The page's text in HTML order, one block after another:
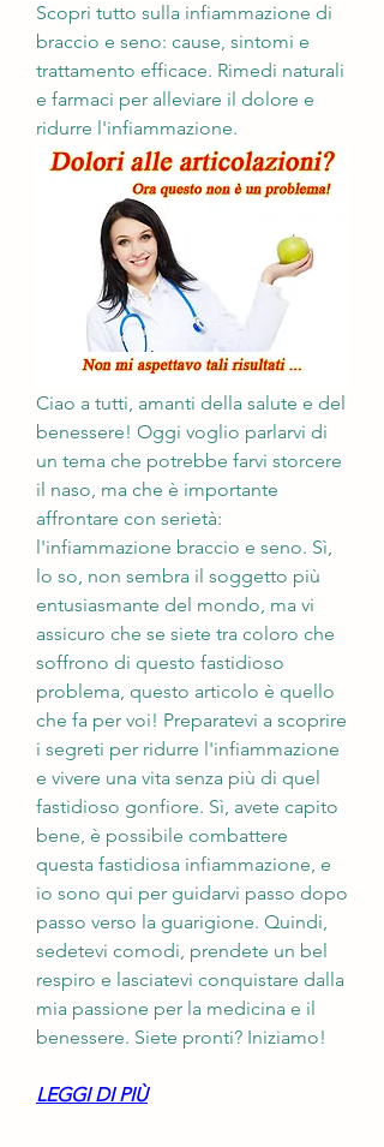
Scopri tutto sulla infiammazione di
braccio e seno: cause, sintomi e
trattamento efficace. Rimedi naturali
e farmaci per alleviare il dolore e
ridurre l'infiammazione.
Ciao a tutti, amanti della salute e del
benessere! Oggi voglio parlarvi di
un tema che potrebbe farvi storcere
il naso, ma che è importante
affrontare con serietà:
l'infiammazione braccio e seno. Sì,
lo so, non sembra il soggetto più
entusiasmante del mondo, ma vi
assicuro che se siete tra coloro che
soffrono di questo fastidioso
problema, questo articolo è quello
che fa per voi! Preparatevi a scoprire
i segreti per ridurre l'infiammazione
e vivere una vita senza più di quel
fastidioso gonfiore. Sì, avete capito
bene, è possibile combattere
questa fastidiosa infiammazione, e
io sono qui per guidarvi passo dopo
passo verso la guarigione. Quindi,
sedetevi comodi, prendete un bel
respiro e lasciatevi conquistare dalla
mia passione per la medicina e il
benessere. Siete pronti? Iniziamo!
LEGGI DI PIÙ